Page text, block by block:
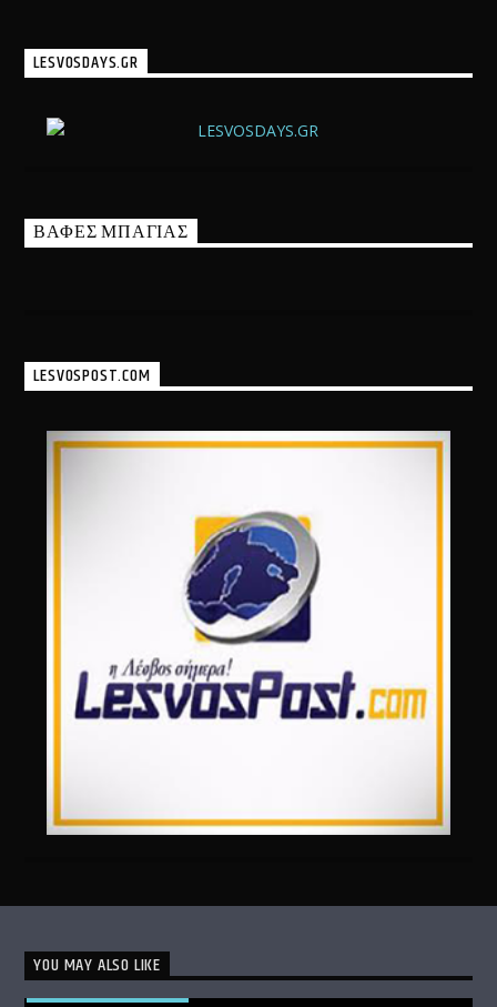
LESVOSDAYS.GR
ΒΑΦΕΣ ΜΠΑΓΙΑΣ
LESVOSPOST.COM
YOU MAY ALSO LIKE